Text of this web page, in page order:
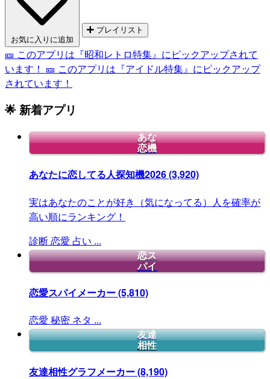
お気に入りに追加
プレイリスト
🎫 このアプリは『昭和レトロ特集』にピックアップされて
います！ 🎫 このアプリは『アイドル特集』にピックアップ
されています！
🌟 新着アプリ
あな
恋機
あなたに恋してる人探知機2026(3,920)
実はあなたのことが好き（気になってる）人を確率が
高い順にランキング！
診断恋愛 占い ...
恋ス
パイ
恋愛スパイメーカー(5,810)
恋愛 秘密 ネタ ...
友達
相性
友達相性グラフメーカー(8,190)